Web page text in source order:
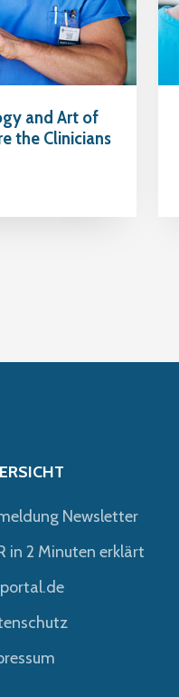
and Art of
the Clinicians
Newsletter
in 2 Minuten erklärt